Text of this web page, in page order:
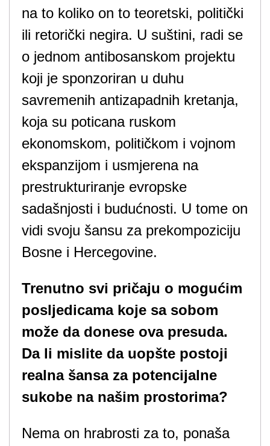
na to koliko on to teoretski, politički
ili retorički negira. U suštini, radi se
o jednom antibosanskom projektu
koji je sponzoriran u duhu
savremenih antizapadnih kretanja,
koja su poticana ruskom
ekonomskom, političkom i vojnom
ekspanzijom i usmjerena na
prestrukturiranje evropske
sadašnjosti i budućnosti. U tome on
vidi svoju šansu za prekompoziciju
Bosne i Hercegovine.
Trenutno svi pričaju o mogućim
posljedicama koje sa sobom
može da donese ova presuda.
Da li mislite da uopšte postoji
realna šansa za potencijalne
sukobe na našim prostorima?
Nema on hrabrosti za to, ponaša